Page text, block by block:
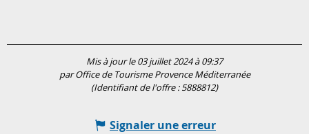
Mis à jour le 03 juillet 2024 à 09:37
par Office de Tourisme Provence Méditerranée
(Identifiant de l'offre :5888812)
Signaler une erreur